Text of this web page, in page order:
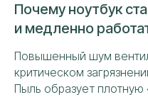
Почему ноутбук
и медленно
Повышенный шум
критическом
Пыль образует плотную